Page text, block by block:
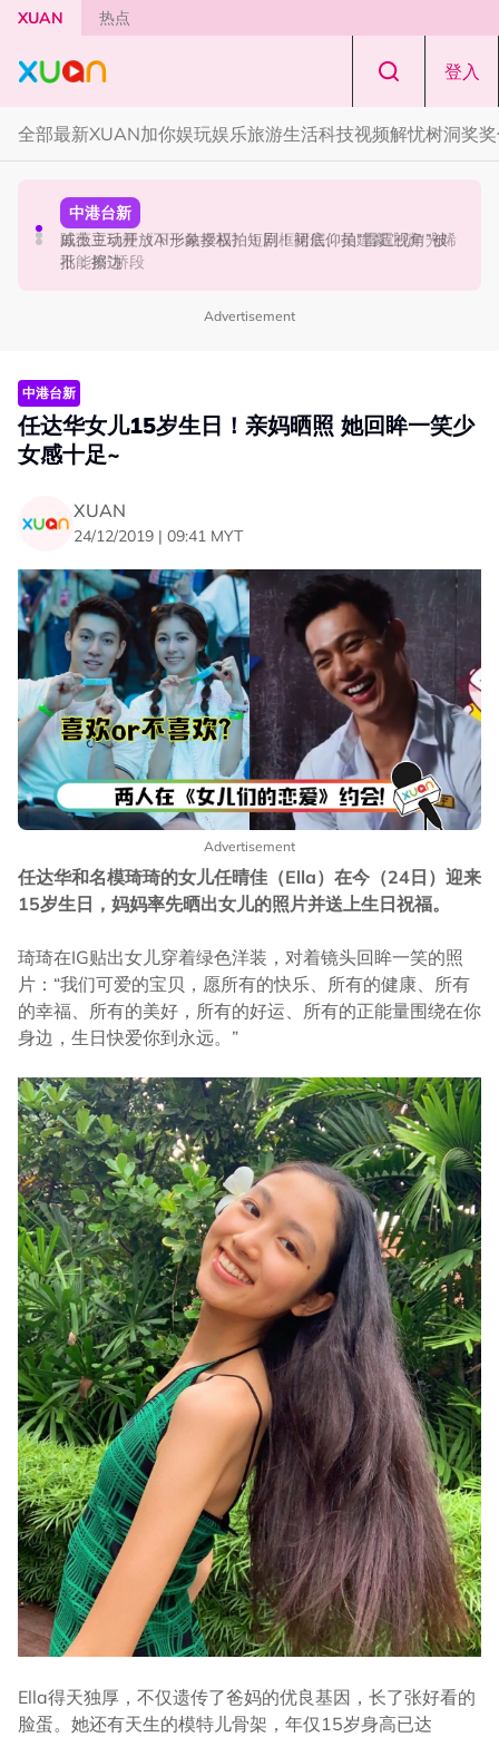
Skip to main content
XUAN 热点
登入
全部最新XUAN加你娱玩娱乐旅游生活科技视频解忧树洞奖
中港台新
《披荆斩棘2026》正式官宣全阵容！余文乐、刘畊宏、孙
楠都来了
中港台新
陈土豆玩梗《下一站幸福》！同框阿信、吴建豪上演“光晞
不能捐”桥段
中港台新
戚薇主动开放AI形象授权拍短剧！裙底仰拍“雷霆视角”被
批：擦边
Advertisement
中港台新
任达华女儿15岁生日！亲妈晒照 她回眸一笑少
女感十足~
XUAN
24/12/2019 | 09:41 MYT
Advertisement
任达华和名模琦琦的女儿任晴佳（Ella）在今（24日）迎来
15岁生日，妈妈率先晒出女儿的照片并送上生日祝福。
琦琦在IG贴出女儿穿着绿色洋装，对着镜头回眸一笑的照
片：“我们可爱的宝贝，愿所有的快乐、所有的健康、所有
的幸福、所有的美好，所有的好运、所有的正能量围绕在你
身边，生日快爱你到永远。”
Ella得天独厚，不仅遗传了爸妈的优良基因，长了张好看的
脸蛋。她还有天生的模特儿骨架，年仅15岁身高已达